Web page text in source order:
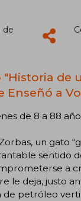
de
de
Enseñó a
de 8 a 88
un gato
sentido
a
le deja, justo
de petróleo